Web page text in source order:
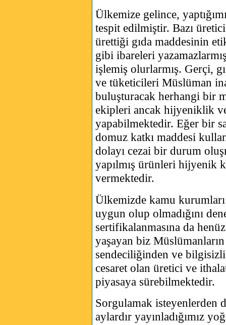
Ülkemize gelince,
tespit edilmiştir. Bazı
ürettiği gıda maddesinin
gibi ibareleri
işlemiş olurlarmış. Gerçi,
ve tüketicileri Müslüman
buluşturacak herhangi bir
ekipleri ancak hijyeniklik
yapabilmektedir. Eğer bir
domuz katkı maddesi
dolayı cezai bir durum
yapılmış ürünleri hijyenik
vermektedir.
Ülkemizde kamu
uygun olup olmadığını
sertifikalanmasına da
yaşayan biz Müslümanların
sendeciliğinden ve
cesaret olan üretici ve
piyasaya sürebilmektedir.
Sorgulamak isteyenlerden
aylardır yayınladığımız